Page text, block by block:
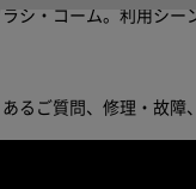
シ・コーム。利用シー
るご質問、修理・故障